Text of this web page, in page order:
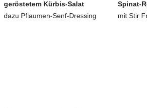
geröstetem Kürbis-Salat
dazu Pflaumen-Senf-Dressing
Spinat-
mit Stir